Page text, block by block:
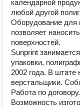
календарной
любой другой
Оборудование для
позволяет
поверхностей.
Sunprint
упаковки,
2002 года. В штате
верстальщики.
Работа по
Возможность